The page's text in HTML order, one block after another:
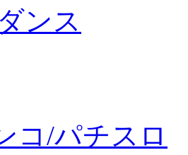
ンス
コ/パチスロ